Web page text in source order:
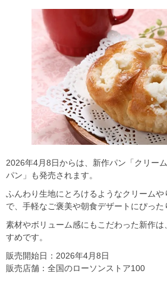
2026年4月8日からは、新作パン「クリー
パン」も発売されます。
ふんわり生地にとろけるようなクリーム
で、手軽なご褒美や朝食デザートにぴった
素材やボリューム感にもこだわった新作
すめです。
販売開始日：2026年4月8日
販売店舗：全国のローソンストア100